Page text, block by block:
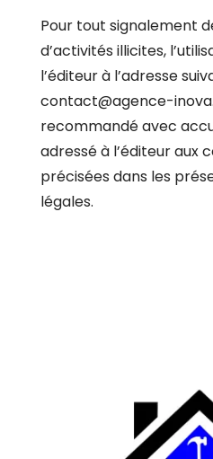
Pour tout signalement
d’activités illicites,
l’éditeur à l’adresse
contact@agence-
recommandé avec
adressé à l’éditeur aux
précisées dans les
légales.